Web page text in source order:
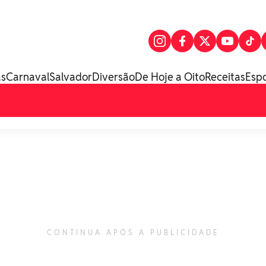
CarnavalSalvadorDiversãoDe Hoje a OitoReceitas
CONTINUA APÓS A PUBLICIDADE